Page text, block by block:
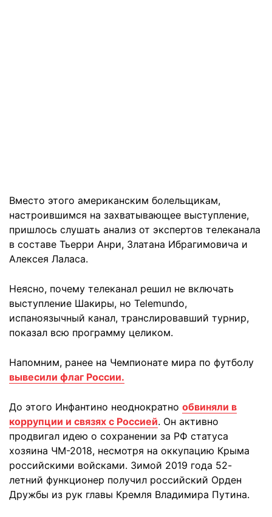
Вместо этого американским болельщикам,
настроившимся на захватывающее выступление,
пришлось слушать анализ от экспертов телеканала
в составе Тьерри Анри, Златана Ибрагимовича и
Алексея Лаласа.
Неясно, почему телеканал решил не включать
выступление Шакиры, но Telemundo,
испаноязычный канал, транслировавший турнир,
показал всю программу целиком.
Напомним, ранее на Чемпионате мира по футболу
вывесили флаг России.
До этого Инфантино неоднократно обвиняли в
коррупции и связях с Россией. Он активно
продвигал идею о сохранении за РФ статуса
хозяина ЧМ-2018, несмотря на оккупацию Крыма
российскими войсками. Зимой 2019 года 52-
летний функционер получил российский Орден
Дружбы из рук главы Кремля Владимира Путина.